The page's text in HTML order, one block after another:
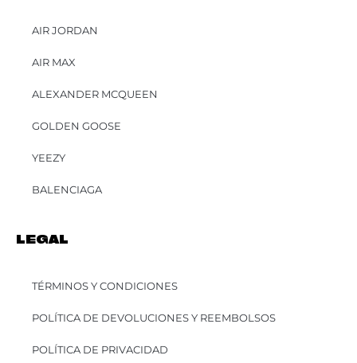
AIR JORDAN
AIR MAX
ALEXANDER MCQUEEN
GOLDEN GOOSE
YEEZY
BALENCIAGA
LEGAL
TÉRMINOS Y CONDICIONES
POLÍTICA DE DEVOLUCIONES Y REEMBOLSOS
POLÍTICA DE PRIVACIDAD